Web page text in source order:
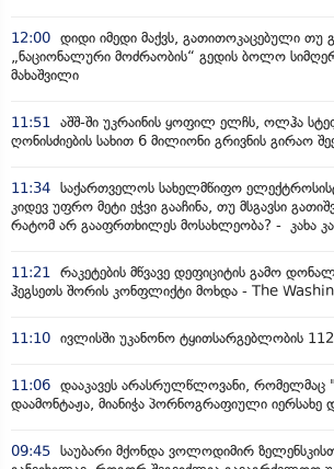
12:00 დიდი იმედი მაქვს, გათითოკაცებული
„ნაციონალური მოძრაობის“ გედის ბოლო
მახაშვილი
11:51
აშშ-ში უკრაინის ყოფილ ელჩს, ოლჰა
ღონისძიების სახით 6 მილიონი გრივნის გირაო
11:34 საქართველოს სახელმწიფო
კიდევ უფრო მეტი ეჭვი გააჩინა, თუ მსგავსი
რატომ არ გააფრთხილეს მოსახლეობა? - კახა
11:21
რაკეტების მწვავე დეფიციტის გამო
ჰეგსეთს შორის კონფლიქტი მოხდა - The
11:10 ივლისში უკანონო ტყითსარგებლობის
11:06 დააკავეს არასრულწლოვანი, რომელმაც
დაამონტაჟა, მიანიჭა პორნოგრაფიული იერსახე
09:45 საუბარი მქონდა ვოლოდიმირ